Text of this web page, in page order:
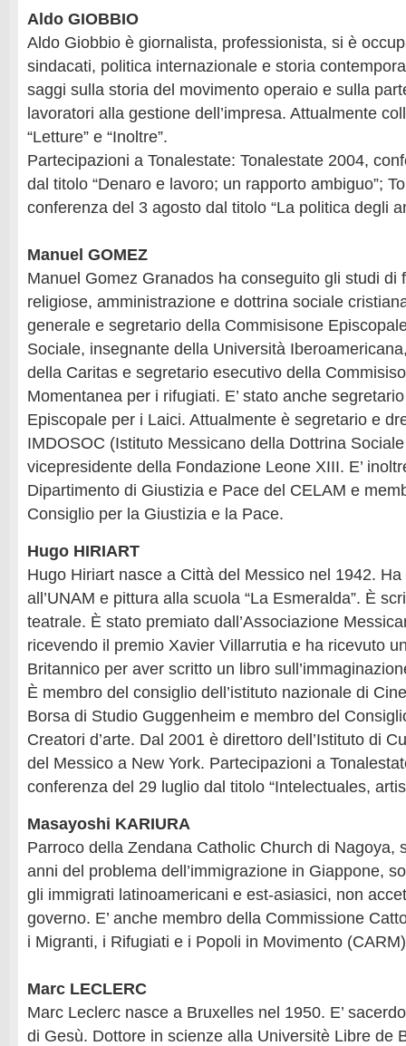
Aldo GIOBBIO
Aldo Giobbio è giornalista, professionista, si è
sindacati, politica internazionale e storia
saggi sulla storia del movimento operaio e sulla
lavoratori alla gestione dell’impresa. Attualmente
“Letture” e “Inoltre”.
Partecipazioni a Tonalestate: Tonalestate 2004,
dal titolo “Denaro e lavoro; un rapporto ambiguo”;
conferenza del 3 agosto dal titolo “La politica degli
Manuel GOMEZ
Manuel Gomez Granados ha conseguito gli studi di
religiose, amministrazione e dottrina sociale
generale e segretario della Commisisone
Sociale, insegnante della Università
della Caritas e segretario esecutivo della
Momentanea per i rifugiati. E’ stato anche
Episcopale per i Laici. Attualmente è segretario e
IMDOSOC (Istituto Messicano della Dottrina
vicepresidente della Fondazione Leone XIII. E’
Dipartimento di Giustizia e Pace del CELAM e
Consiglio per la Giustizia e la Pace.
Hugo HIRIART
Hugo Hiriart nasce a Città del Messico nel 1942.
all’UNAM e pittura alla scuola “La Esmeralda”. È
teatrale. È stato premiato dall’Associazione
ricevendo il premio Xavier Villarrutia e ha ricevuto
Britannico per aver scritto un libro
È membro del consiglio dell’istituto nazionale di
Borsa di Studio Guggenheim e membro del
Creatori d’arte. Dal 2001 è direttoro dell’Istituto di
del Messico a New York. Partecipazioni a
conferenza del 29 luglio dal titolo “Intelectuales,
Masayoshi KARIURA
Parroco della Zendana Catholic Church di Nagoya,
anni del problema dell’immigrazione in Giappone,
gli immigrati latinoamericani e est-asiasici, non
governo. E’ anche membro della Commissione
i Migranti, i Rifugiati e i Popoli in Movimento
Marc LECLERC
Marc Leclerc nasce a Bruxelles nel 1950. E’
di Gesù. Dottore in scienze alla Universitè Libre de